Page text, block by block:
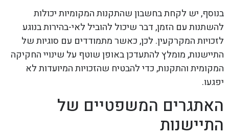
בנוסף, יש לקחת בחשבון שהתקנות המקומיות יכולות
להשתנות עם הזמן, דבר שיכול להוביל לאי-בהירות בנוגע
לזכויות המקרקעין. לכן, כאשר מתמודדים עם סוגיות של
התיישנות, מומלץ להתעדכן באופן שוטף על שינויי החקיקה
המקומית והתקנות, כדי להבטיח שהזכויות המיועדות לא
יפגעו.
האתגרים המשפטיים של
התיישנות